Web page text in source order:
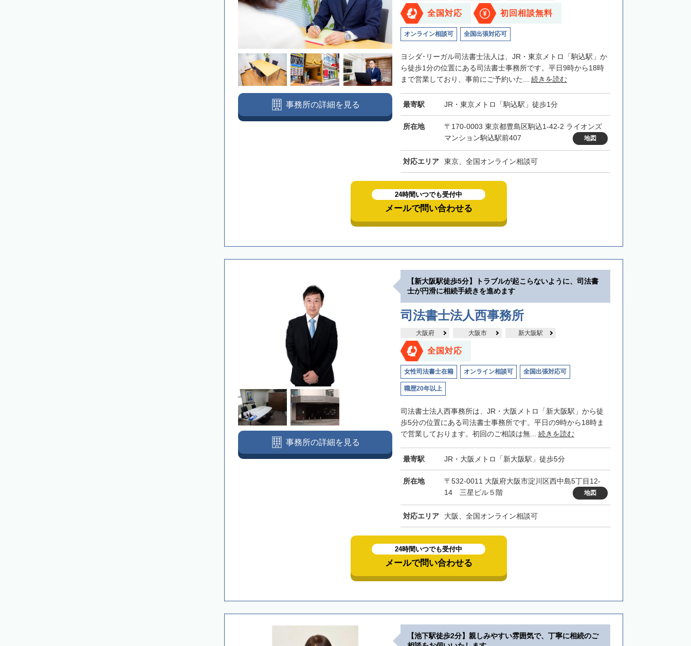
全国対応 初回相談無料
オンライン相談可 全国出張対応可
ヨシダ･リーガル司法書士法人は、JR・東京メトロ「駒込駅」か
ら徒歩1分の位置にある司法書士事務所です。平日9時から18時
まで営業しており、事前にご予約いた... 続きを読む
最寄駅 JR・東京メトロ「駒込駅」徒歩1分
所在地
〒170-0003 東京都豊島区駒込1-42-2 ライオンズ
マンション駒込駅前407
地図
対応エリア 東京、全国オンライン相談可
事務所の詳細を見る
24時間いつでも受付中
メールで問い合わせる
【新大阪駅徒歩5分】トラブルが起こらないように、司法書
士が円滑に相続手続きを進めます
司法書士法人西事務所
大阪府 大阪市 新大阪駅
全国対応
女性司法書士在籍 オンライン相談可 全国出張対応可
職歴20年以上
司法書士法人西事務所は、JR・大阪メトロ「新大阪駅」から徒
歩5分の位置にある司法書士事務所です。平日の9時から18時ま
で営業しております。初回のご相談は無... 続きを読む
最寄駅 JR・大阪メトロ「新大阪駅」徒歩5分
所在地
〒532-0011 大阪府大阪市淀川区西中島5丁目12-
14 三星ビル５階
地図
対応エリア 大阪、全国オンライン相談可
事務所の詳細を見る
24時間いつでも受付中
メールで問い合わせる
【池下駅徒歩2分】親しみやすい雰囲気で、丁寧に相続のご